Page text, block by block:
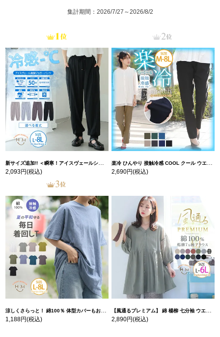
集計期間：2026/7/27～2026/8/2
新サイズ追加!! ＜瞬寒！アイスヴェールシリーズ＞ 美脚 ジョガーパンツ 【ウェストゴム】 【ストレッチ】 | 大きいサイズの通販ならハッピーマリリン
2,093円(税込)
楽冷 ひんやり 接触冷感 COOL クール ウエストゴム 楽ちん ストレッチ 美脚 レギパン 【ストレッチ】 | 大きいサイズの通販ならハッピーマリリン
2,690円(税込)
涼しくさらっと！ 綿100％ 体型カバーもお洒落も叶える 風合いコットン ゆるシルエット ドルマン | 大きいサイズの通販ならハッピーマリリン
1,188円(税込)
【風通るプレミアム】 綿 楊柳 七分袖 ウエストギャザー ブラウス | 大きいサイズの通販ならハッピーマリリン
2,890円(税込)